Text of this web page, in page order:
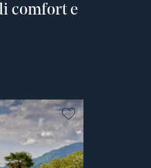
comfort e
Non preferito